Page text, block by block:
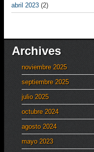
abril 2023 (2)
Archives
noviembre 2025
septiembre 2025
julio 2025
octubre 2024
agosto 2024
mayo 2023